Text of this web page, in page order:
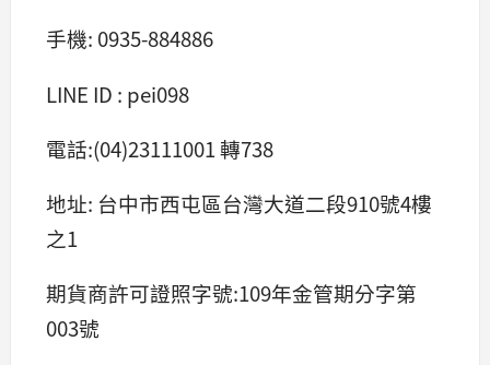
手機: 0935-884886
LINE ID : pei098
電話:(04)23111001 轉738
地址: 台中市西屯區台灣大道二段910號4樓
之1
期貨商許可證照字號:109年金管期分字第
003號